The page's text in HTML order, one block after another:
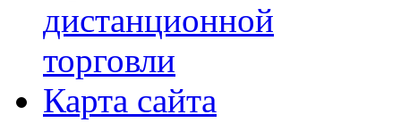
дистанционной
торговли
Карта сайта